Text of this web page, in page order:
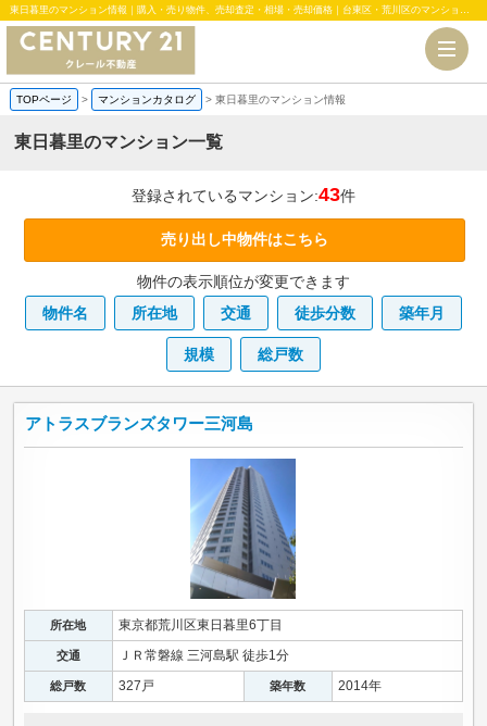
東日暮里のマンション情報｜購入・売り物件、売却査定・相場・売却価格｜台東区・荒川区のマンション、中古・新築一戸建、土地のことならセンチュリー21クレール不動産
TOPページ > マンションカタログ > 東日暮里のマンション情報
東日暮里のマンション一覧
登録されているマンション:43件
売り出し中物件はこちら
物件の表示順位が変更できます
物件名
所在地 交通 徒歩分数 築年月
規模 総戸数
アトラスブランズタワー三河島
所在地 東京都荒川区東日暮里6丁目
交通 ＪＲ常磐線 三河島駅 徒歩1分
総戸数 327戸 築年数 2014年